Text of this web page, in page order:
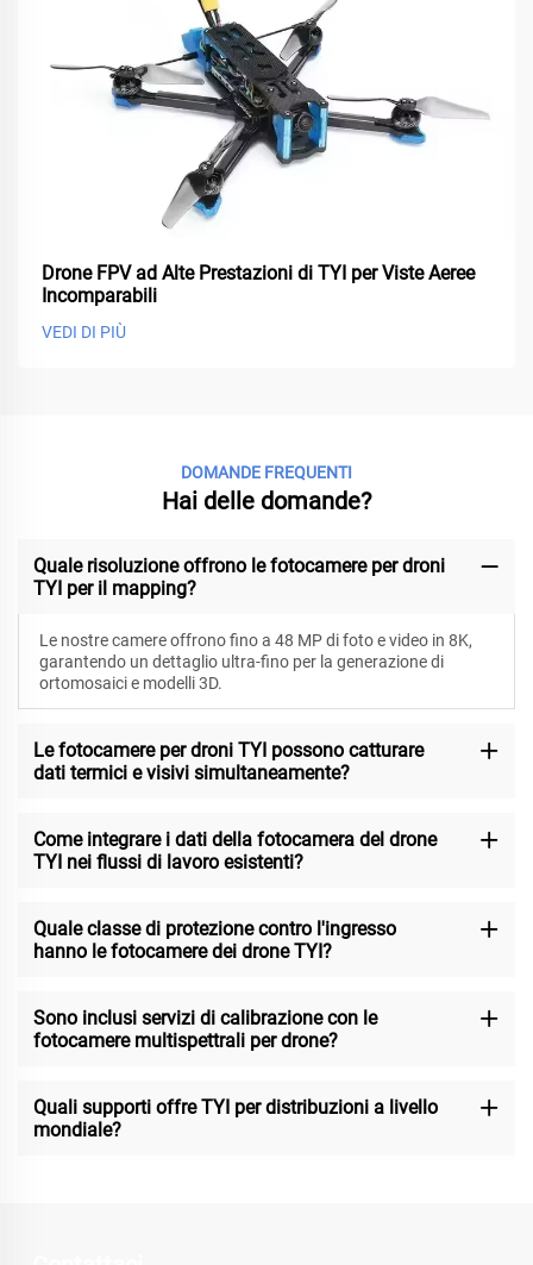
Drone FPV ad Alte Prestazioni di TYI per Viste Aeree
Incomparabili
VEDI DI PIÙ
DOMANDE FREQUENTI
Hai delle domande?
Quale risoluzione offrono le fotocamere per droni
TYI per il mapping?
Le nostre camere offrono fino a 48 MP di foto e video in 8K,
garantendo un dettaglio ultra-fino per la generazione di
ortomosaici e modelli 3D.
Le fotocamere per droni TYI possono catturare
dati termici e visivi simultaneamente?
Come integrare i dati della fotocamera del drone
TYI nei flussi di lavoro esistenti?
Quale classe di protezione contro l'ingresso
hanno le fotocamere dei drone TYI?
Sono inclusi servizi di calibrazione con le
fotocamere multispettrali per drone?
Quali supporti offre TYI per distribuzioni a livello
mondiale?